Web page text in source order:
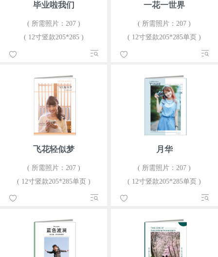
毕业啦我们
( 所需照片：207 )
( 12寸竖款205*285 )
一花一世界
( 所需照片：207 )
( 12寸竖款205*285单页 )
飞花轻似梦
( 所需照片：207 )
( 12寸竖款205*285单页 )
月华
( 所需照片：207 )
( 12寸竖款205*285单页 )